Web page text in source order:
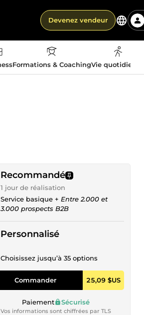
Devenez vendeur
Formations & CoachingVie
Recommandé
1 jour de réalisation
Service basique + Entre 2.000 et
3.000 prospects B2B
Personnalisé
Choisissez jusqu’à 35 options
Commander 25,09 $US
Paiement Sécurisé
Vos informations sont chiffrées par TLS